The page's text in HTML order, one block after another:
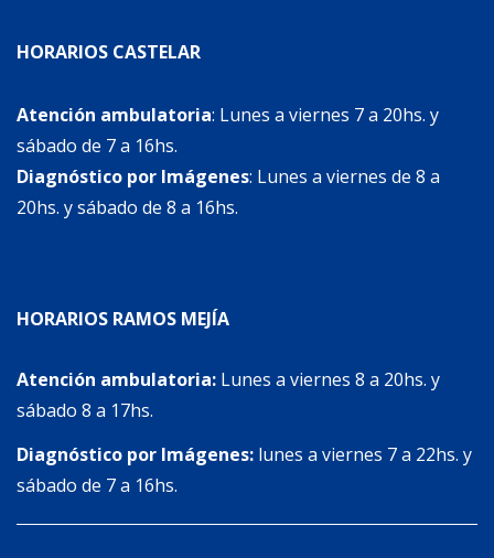
HORARIOS CASTELAR
Atención ambulatoria: Lunes a viernes 7 a 20hs. y
sábado de 7 a 16hs.
Diagnóstico por Imágenes: Lunes a viernes de 8 a
20hs. y sábado de 8 a 16hs.
HORARIOS RAMOS MEJÍA
Atención ambulatoria: Lunes a viernes 8 a 20hs. y
sábado 8 a 17hs.
Diagnóstico por Imágenes: lunes a viernes 7 a 22hs. y
sábado de 7 a 16hs.